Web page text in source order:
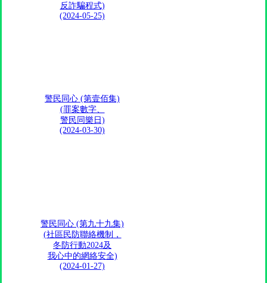
反詐騙程式)
(2024-05-25)
警民同心 (第九十九集)
(社區民防聯絡機制，
冬防行動2024及
我心中的網絡安全)
(2024-01-27)